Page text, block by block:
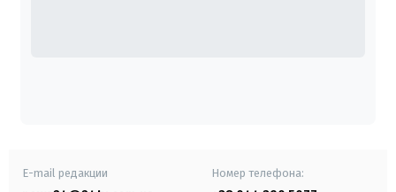
E-mail редакции Номер телефона: